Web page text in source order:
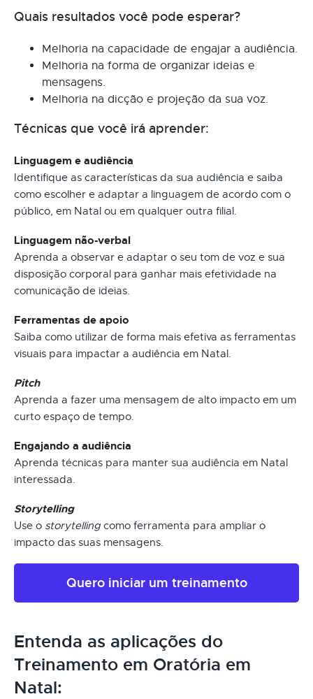
Quais resultados você pode esperar?
Melhoria na capacidade de engajar a audiência.
Melhoria na forma de organizar ideias e
mensagens.
Melhoria na dicção e projeção da sua voz.
Técnicas que você irá aprender:
Linguagem e audiência
Identifique as características da sua audiência e saiba
como escolher e adaptar a linguagem de acordo com o
público, em Natal ou em qualquer outra filial.
Linguagem não-verbal
Aprenda a observar e adaptar o seu tom de voz e sua
disposição corporal para ganhar mais efetividade na
comunicação de ideias.
Ferramentas de apoio
Saiba como utilizar de forma mais efetiva as ferramentas
visuais para impactar a audiência em Natal.
Pitch
Aprenda a fazer uma mensagem de alto impacto em um
curto espaço de tempo.
Engajando a audiência
Aprenda técnicas para manter sua audiência em Natal
interessada.
Storytelling
Use o storytelling como ferramenta para ampliar o
impacto das suas mensagens.
Quero iniciar um treinamento
Entenda as aplicações do
Treinamento em Oratória em
Natal: